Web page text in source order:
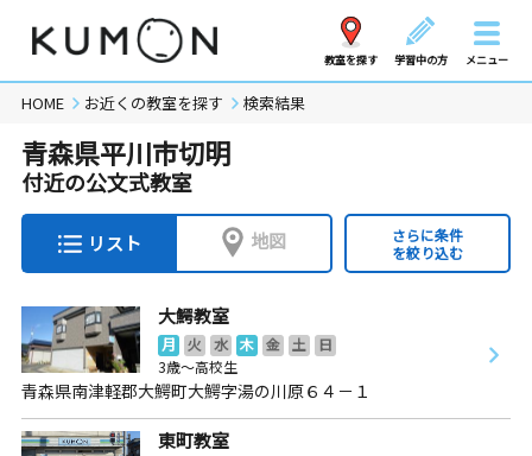
教室を探す 学習中の方 メニュー
HOME お近くの教室を探す 検索結果
青森県平川市切明
付近の公文式教室
リスト 地図
さらに条件
を絞り込む
大鰐教室
月 火 水 木 金 土
日
3歳～高校生
青森県南津軽郡大鰐町大鰐字湯の川原６４－１
東町教室